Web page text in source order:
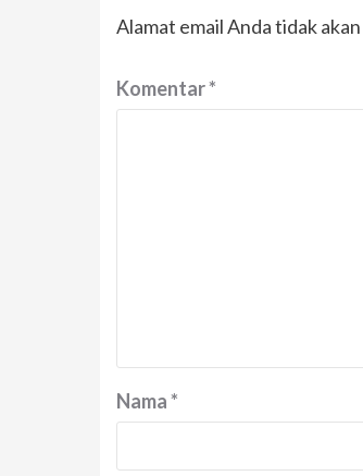
Alamat email Anda tidak
Komentar*
Nama*